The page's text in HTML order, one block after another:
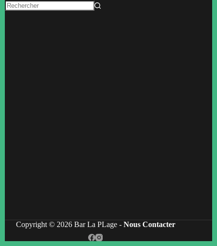
Copyright © 2026 Bar La PLage - Nous Contacter